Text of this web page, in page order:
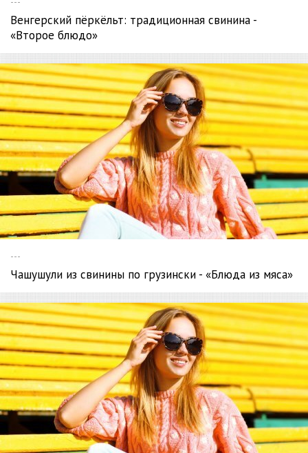
Венгерский пёркёльт: традиционная свинина -
«Второе блюдо»
---
Чашушули из свинины по грузински - «Блюда из мяса»